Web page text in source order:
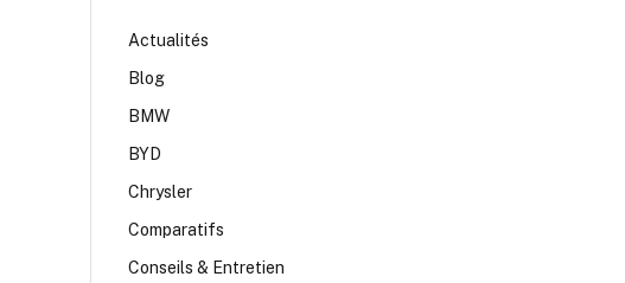
Actualités
Blog
BMW
BYD
Chrysler
Comparatifs
Conseils & Entretien